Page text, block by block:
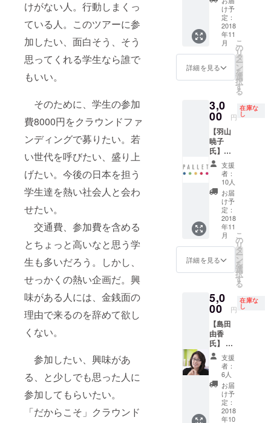
けがない人。行動しまくっ
ている人。このツアーに参
加したい、面白そう、そう
思ってくれる学生なら誰で
もいい。
そのために、学生の参加
費8000円をクラウンドファ
ンディングで募りたい。若
い世代を呼びたい、盛り上
げたい。今後の日本を担う
学生達を熱い社会人と会わ
せたい。
交通費、参加費を含める
とちょっと高いなと思う学
生も多いだろう。しかし、
せっかくの熱い企画だ。興
味がある人には、金銭面の
理由で来るのを辞めて欲し
くない。
参加したい、興味があ
る、と少しでも思った人に
参加してもらいたい。
「だからこそ」クラウンド
厚さ
5.5cm
持ち手
の長
さ：117
cm ・商
態：若
干使用
・受け
取り: 郵
送、も
しくは
店舗に
てお渡
し(銀座
店・池
袋店) ・
その
他：
チェー
ンは長
めのま
ま使
用、も
しくは
バッグ
に1周持
巻いて
短めに
使用す
ること
もでき
ます。
※古物商
許可証
番号：
301060
909489
代表者
氏名：
淺場理
ります
ので、
ご注意
くださ
い。
人向
け） 内
容：農
業全般
におけ
る相
談、メ
ンタリ
GRA東
京オ
フィス
※日時・
場所の
詳細に
関して
はメッ
セージ
にて直
接ご連
絡させ
ていた
だきま
す。 ※
会場ま
での交
すの
で、ご
ださ
い。 ※
備考欄
に企業
名を記
載して
いただ
きます
ようお
願いい
け予
定：
2018
年11
月
詳細を見る
こ
の
リ
タ
ー
ン
を
選
択
す
る
3,0
00 円
在庫な
し
【羽山
暁子
氏】
Pallet T
シャツ
（サイ
ズ：
S,M,L）
※ご希望
の品の
サイズ
を備考
欄に記
載して
いただ
願いい
たしま
す。 ※
色はお
選びい
ただけ
ません
支援
者：
10人
お届
け予
定：
2018
年11
月
詳細を見る
こ
の
リ
タ
ー
ン
を
選
択
す
る
5,0
00 円
在庫な
し
【島田
由香
氏】 人
生の
purpos
eを知る
NLP人
生コー
チング
日時：
支援
者：
6人
お届
け予
定：
2018
年10